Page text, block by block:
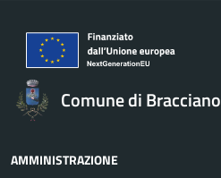
Comune di Bracciano
AMMINISTRAZIONE